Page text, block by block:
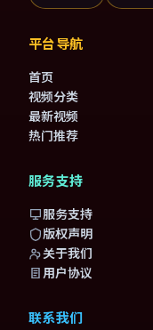
平台导航
首页
视频分类
最新视频
热门推荐
服务支持
服务支持
版权声明
关于我们
用户协议
联系我们